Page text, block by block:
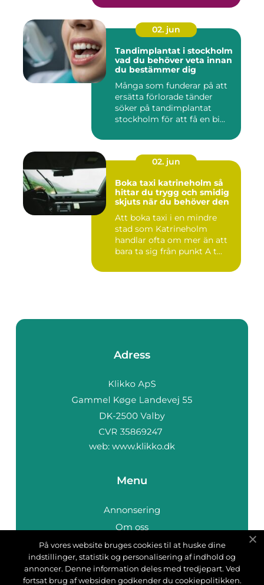
02. jun
Tandimplantat i stockholm
vad du behöver veta innan
du bestämmer dig
Många som funderar på att
ersätta förlorade tänder
söker på tandimplantat
stockholm för att få en bi...
02. jun
Boka taxi katrineholm så
hittar du trygg och smidig
skjuts när du behöver den
Att boka taxi i en mindre
stad som Katrineholm
handlar ofta om mer än att
bara ta sig från punkt A t...
Adress
web: www.klikko.dk
Menu
Annonsering
Om oss
Cookies
Kontakta oss
Sitemap
På vores website bruges cookies til at huske dine
indstillinger, statistik og personalisering af indhold og
annoncer. Denne information deles med tredjepart. Ved
fortsat brug af websiden godkender du cookiepolitikken.